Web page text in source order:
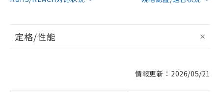
定格/性能
情報更新：2026/05/21